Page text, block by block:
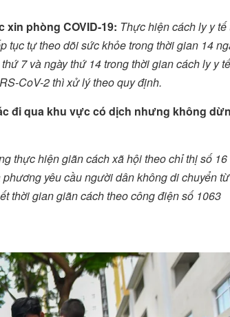
phòng COVID-19: Thực hiện cách ly y tế
tục tự theo dõi sức khỏe trong thời gian 14
7 và ngày thứ 14 trong thời gian cách ly y
CoV-2 thì xử lý theo quy định.
đi qua khu vực có dịch nhưng không
thực hiện giãn cách xã hội theo chỉ thị số 16
yêu cầu người dân không di chuyển từ
thời gian giãn cách theo công điện số 1063